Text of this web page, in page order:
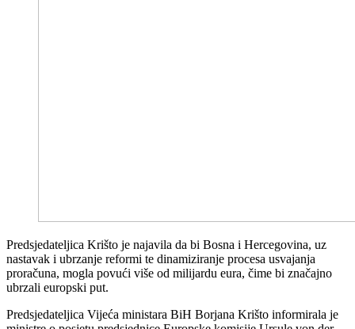
Predsjedateljica Krišto je najavila da bi Bosna i Hercegovina, uz
nastavak i ubrzanje reformi te dinamiziranje procesa usvajanja
proračuna, mogla povući više od milijardu eura, čime bi značajno
ubrzali europski put.
Predsjedateljica Vijeća ministara BiH Borjana Krišto informirala je